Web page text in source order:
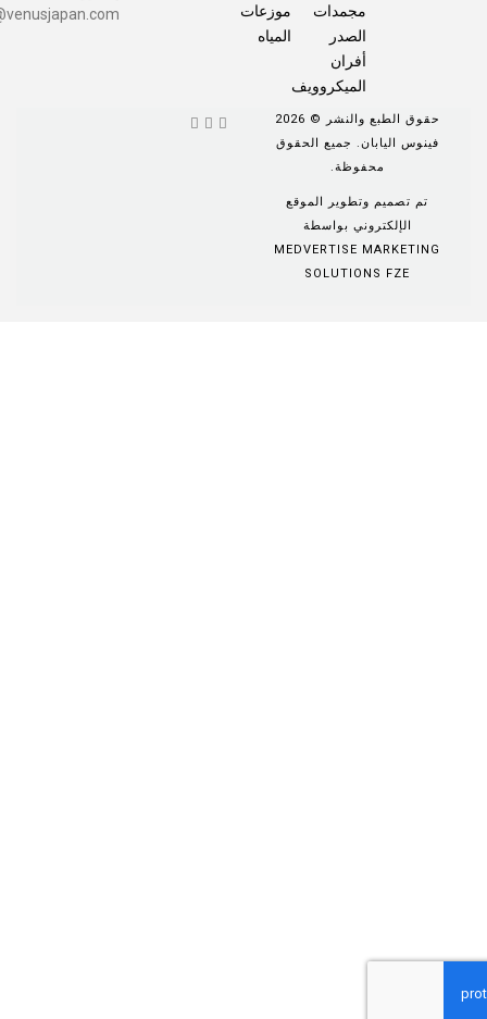
مجمدات
موزعات
المياه
الميكروويف
sales@venusjapan.com
حقوق الطبع والنشر © 2026
فينوس اليابان. جميع الحقوق
محفوظة.
تم تصميم وتطوير الموقع
الإلكتروني بواسطة
MEDVERTISE MARKETING
SOLUTIONS FZE